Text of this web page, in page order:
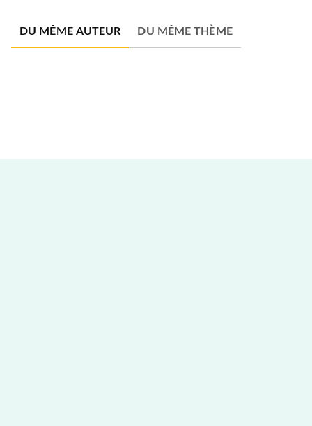
DU MÊME AUTEUR DU MÊME THÈME